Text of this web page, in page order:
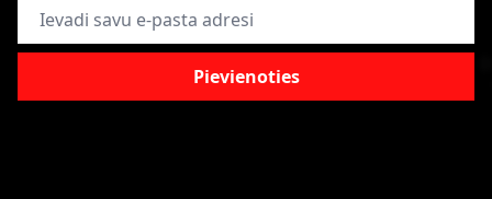
E-pasta adrese
Pievienoties